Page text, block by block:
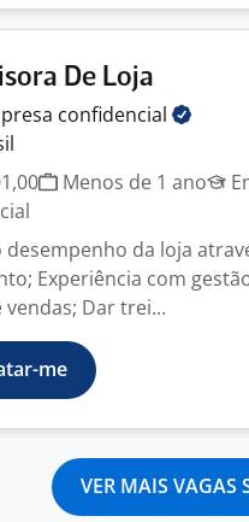
De Loja
confidencial
Menos de 1 ano
desempenho da loja
Experiência com
vendas; Dar trei...
me
VER MAIS VAGAS